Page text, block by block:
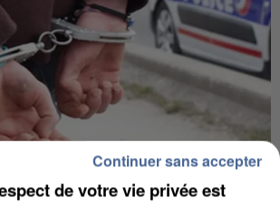
DE LA DZ MAFIA
de votre vie privée est
Continuer sans accepter